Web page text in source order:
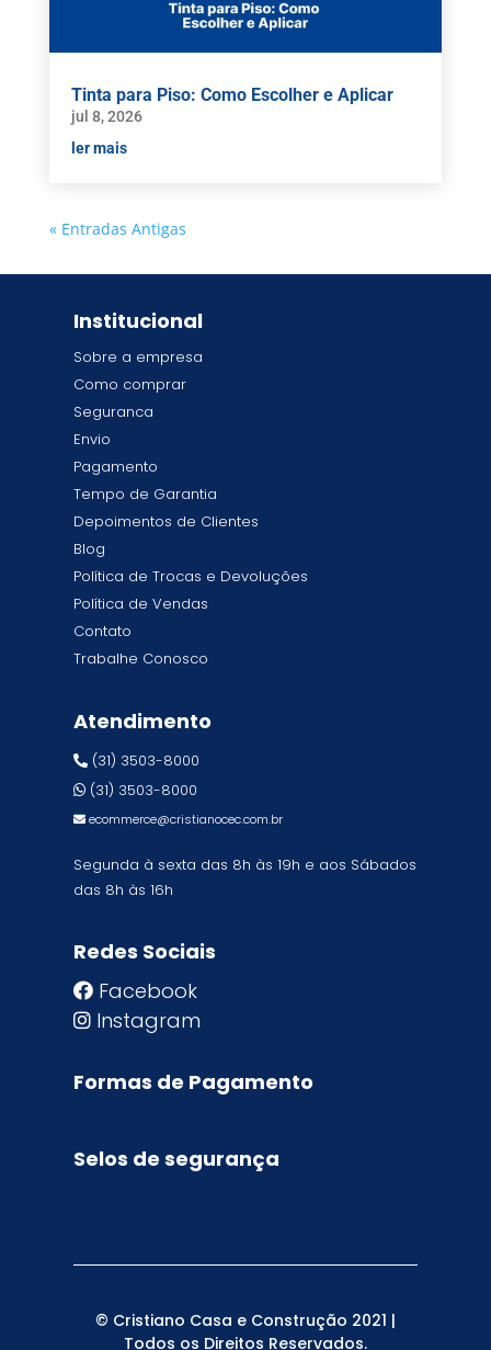
Tinta para Piso: Como Escolher e Aplicar
jul 8, 2026
ler mais
« Entradas Antigas
Institucional
Sobre a empresa
Como comprar
Seguranca
Envio
Pagamento
Tempo de Garantia
Depoimentos de Clientes
Blog
Política de Trocas e Devoluções
Política de Vendas
Contato
Trabalhe Conosco
Atendimento
(31) 3503-8000
(31) 3503-8000
ecommerce@cristianocec.com.br
Segunda à sexta das 8h às 19h e aos Sábados
das 8h às 16h
Redes Sociais
Facebook
Instagram
Formas de Pagamento
Selos de segurança
© Cristiano Casa e Construção 2021 |
Todos os Direitos Reservados.